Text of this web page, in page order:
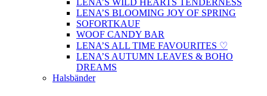
LENA’S BLOOMING JOY OF SPRING
SOFORTKAUF
WOOF CANDY BAR
LENA’S ALL TIME FAVOURITES ♡
LENA’S AUTUMN LEAVES & BOHO
DREAMS
Halsbänder